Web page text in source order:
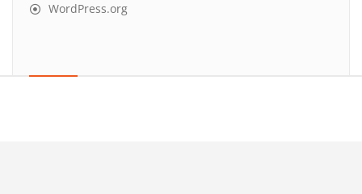
WordPress.org